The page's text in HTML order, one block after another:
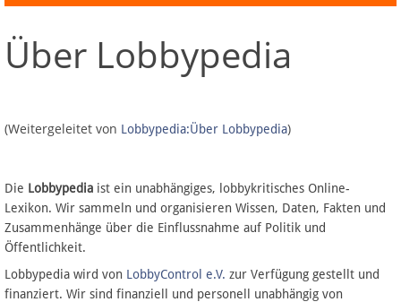
Navigation
Artikel nach Kategorien
FAQ
Spenden
Über Lobbypedia
(Weitergeleitet von Lobbypedia:Über Lobbypedia)
Die Lobbypedia ist ein unabhängiges, lobbykritisches Online-
Lexikon. Wir sammeln und organisieren Wissen, Daten, Fakten und
Zusammenhänge über die Einflussnahme auf Politik und
Öffentlichkeit.
Lobbypedia wird von LobbyControl e.V. zur Verfügung gestellt und
finanziert. Wir sind finanziell und personell unabhängig von